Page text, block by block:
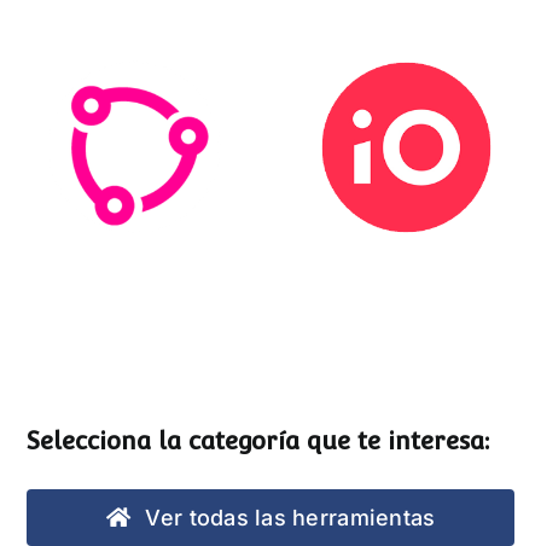
Esemtia Stockio
Selecciona la categoría que te interesa:
Ver todas las herramientas